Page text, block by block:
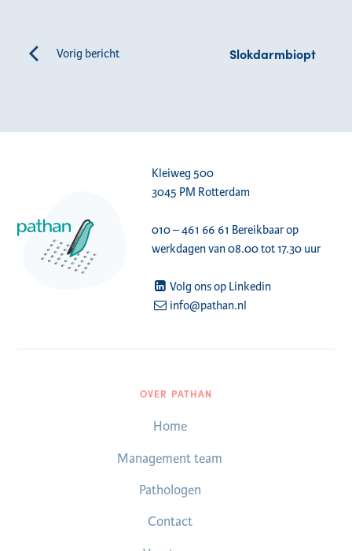
Vorig bericht Slokdarmbiopt
Kleiweg 500
3045 PM Rotterdam
010 – 461 66 61 Bereikbaar op
werkdagen van 08.00 tot 17.30 uur
Volg ons op Linkedin
info@pathan.nl
OVER PATHAN
Home
Management team
Pathologen
Contact